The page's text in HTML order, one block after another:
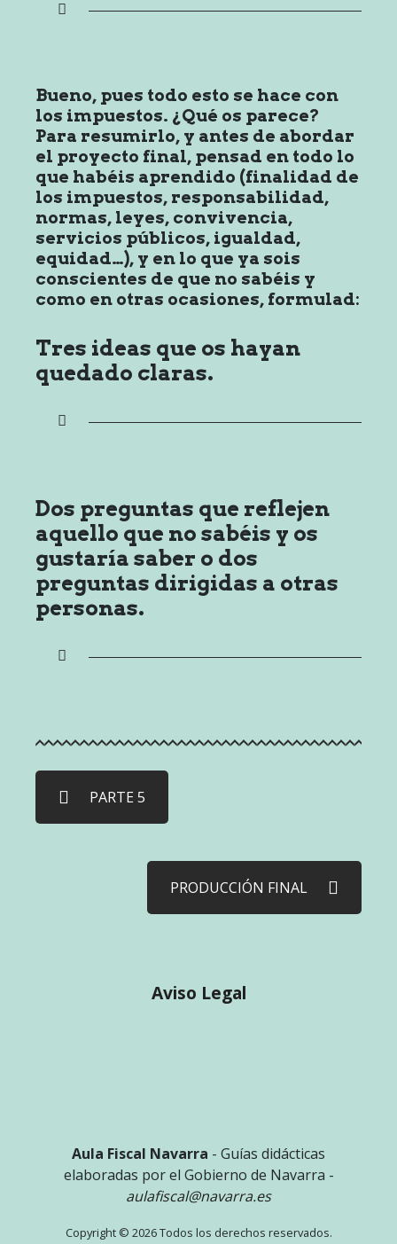
Bueno, pues todo esto se hace con
los impuestos. ¿Qué os parece?
Para resumirlo, y antes de abordar
el proyecto final, pensad en todo lo
que habéis aprendido (finalidad de
los impuestos, responsabilidad,
normas, leyes, convivencia,
servicios públicos, igualdad,
equidad…), y en lo que ya sois
conscientes de que no sabéis y
como en otras ocasiones, formulad:
Tres ideas que os hayan
quedado claras.
Dos preguntas que reflejen
aquello que no sabéis y os
gustaría saber o dos
preguntas dirigidas a otras
personas.
PARTE 5
PRODUCCIÓN FINAL
Aviso Legal
Aula Fiscal Navarra - Guías didácticas
elaboradas por el Gobierno de Navarra -
aulafiscal@navarra.es
Copyright © 2026 Todos los derechos reservados.